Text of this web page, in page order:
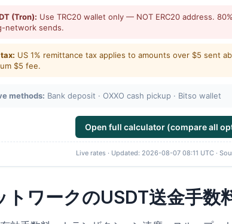
(Tron): Use TRC20 wallet only — NOT ERC20 address.
network sends.
US 1% remittance tax applies to amounts over $5 sent
$5 fee.
methods: Bank deposit · OXXO cash pickup · Bitso wallet
Open full calculator (compare all
Live rates · Updated: 2026-08-07 08:11 UTC ·
トワークのUSDT送金手数